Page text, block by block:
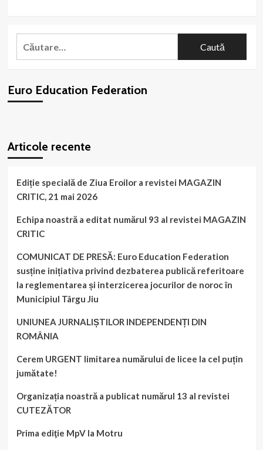
Caută
Euro Education Federation
Articole recente
Ediție specială de Ziua Eroilor a revistei MAGAZIN
CRITIC, 21 mai 2026
Echipa noastră a editat numărul 93 al revistei MAGAZIN
CRITIC
COMUNICAT DE PRESĂ: Euro Education Federation
susține inițiativa privind dezbaterea publică referitoare
la reglementarea și interzicerea jocurilor de noroc în
Municipiul Târgu Jiu
UNIUNEA JURNALIȘTILOR INDEPENDENȚI DIN
ROMÂNIA
Cerem URGENT limitarea numărului de licee la cel puțin
jumătate!
Organizația noastră a publicat numărul 13 al revistei
CUTEZĂTOR
Prima ediţie MpV la Motru